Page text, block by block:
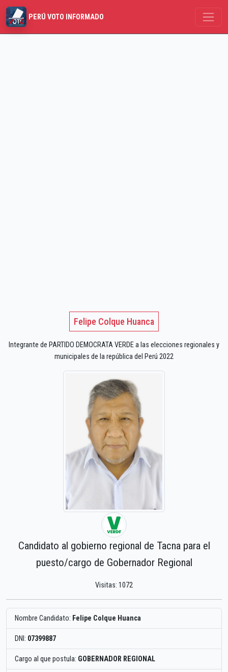
PERÚ VOTO INFORMADO
Felipe Colque Huanca
Integrante de PARTIDO DEMOCRATA VERDE a las elecciones regionales y
municipales de la república del Perú 2022
Candidato al gobierno regional de Tacna para el
puesto/cargo de Gobernador Regional
Visitas: 1072
Nombre Candidato: Felipe Colque Huanca
DNI: 07399887
Cargo al que postula: GOBERNADOR REGIONAL